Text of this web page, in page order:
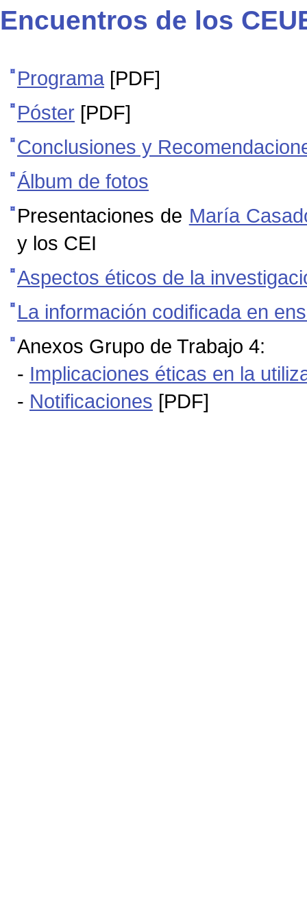
Encuentros de los
Programa [PDF]
Póster [PDF]
Conclusiones y
Álbum de fotos
Presentaciones de María
y los CEI
Aspectos éticos de la
La información codificada en
Anexos Grupo de Trabajo 4:
- Implicaciones éticas en la
- Notificaciones [PDF]